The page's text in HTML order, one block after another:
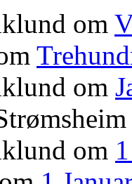
om
om
om